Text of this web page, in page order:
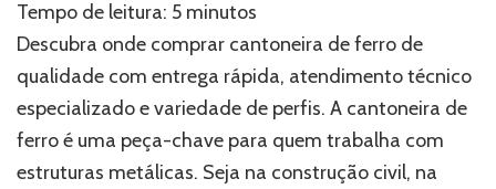
comprar
cantoneira
ferro?
Conheça
Diadema
Triaço
Tempo de leitura: 5 minutos
Descubra onde comprar cantoneira de ferro de
qualidade com entrega rápida, atendimento técnico
especializado e variedade de perfis. A cantoneira de
ferro é uma peça-chave para quem trabalha com
estruturas metálicas. Seja na construção civil, na